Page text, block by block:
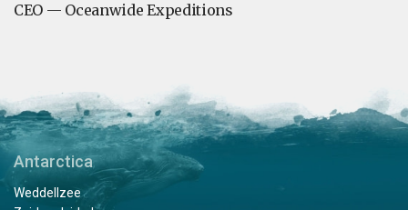
CEO — Oceanwide Expeditions
Antarctica
Weddellzee